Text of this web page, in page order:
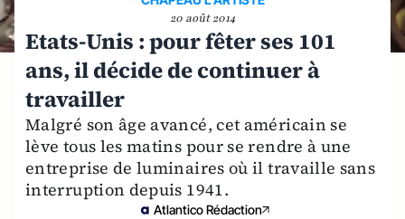
20 août 2014
Etats-Unis : pour fêter ses 101
ans, il décide de continuer à
travailler
Malgré son âge avancé, cet américain se
lève tous les matins pour se rendre à une
entreprise de luminaires où il travaille sans
interruption depuis 1941.
Atlantico Rédaction